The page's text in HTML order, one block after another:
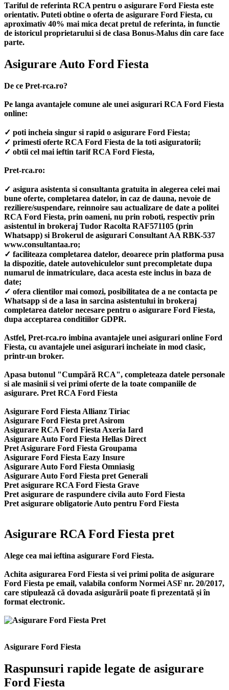
Tariful de referinta RCA pentru o asigurare Ford Fiesta este
orientativ. Puteti obtine o oferta de asigurare Ford Fiesta, cu
aproximativ 40% mai mica decat pretul de referinta, in functie
de istoricul proprietarului si de clasa Bonus-Malus din care face
parte.
Asigurare Auto Ford Fiesta
De ce Pret-rca.ro?
Pe langa avantajele comune ale unei asigurari RCA Ford Fiesta
online:
✓ poti incheia singur si rapid o asigurare Ford Fiesta;
✓ primesti oferte RCA Ford Fiesta de la toti asiguratorii;
✓ obtii cel mai ieftin tarif RCA Ford Fiesta,
Pret-rca.ro:
✓ asigura asistenta si consultanta gratuita in alegerea celei mai
bune oferte, completarea datelor, in caz de dauna, nevoie de
reziliere/suspendare, reinnoire sau actualizare de date a politei
RCA Ford Fiesta, prin oameni, nu prin roboti, respectiv prin
asistentul in brokeraj Tudor Racolta RAF571105 (prin
Whatsapp) si Brokerul de asigurari Consultant AA RBK-537
www.consultantaa.ro;
✓ faciliteaza completarea datelor, deoarece prin platforma pusa
la dispozitie, datele autovehiculelor sunt precompletate dupa
numarul de inmatriculare, daca acesta este inclus in baza de
date;
✓ ofera clientilor mai comozi, posibilitatea de a ne contacta pe
Whatsapp si de a lasa in sarcina asistentului in brokeraj
completarea datelor necesare pentru o asigurare Ford Fiesta,
dupa acceptarea conditiilor GDPR.
Astfel, Pret-rca.ro imbina avantajele unei asigurari online Ford
Fiesta, cu avantajele unei asigurari incheiate in mod clasic,
printr-un broker.
Apasa butonul "Cumpără RCA", completeaza datele personale
si ale masinii si vei primi oferte de la toate companiile de
asigurare. Pret RCA Ford Fiesta
Asigurare Ford Fiesta Allianz Tiriac
Asigurare Ford Fiesta pret Asirom
Asigurare RCA Ford Fiesta Axeria Iard
Asigurare Auto Ford Fiesta Hellas Direct
Pret Asigurare Ford Fiesta Groupama
Asigurare Ford Fiesta Eazy Insure
Asigurare Auto Ford Fiesta Omniasig
Asigurare Auto Ford Fiesta pret Generali
Pret asigurare RCA Ford Fiesta Grave
Pret asigurare de raspundere civila auto Ford Fiesta
Pret asigurare obligatorie Auto pentru Ford Fiesta
Asigurare RCA Ford Fiesta pret
Alege cea mai ieftina asigurare Ford Fiesta.
Achita asigurarea Ford Fiesta si vei primi polita de asigurare
Ford Fiesta pe email, valabila conform Normei ASF nr. 20/2017,
care stipulează că dovada asigurării poate fi prezentată și în
format electronic.
Asigurare Ford Fiesta
Raspunsuri rapide legate de asigurare
Ford Fiesta